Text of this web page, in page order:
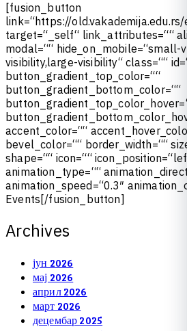
[fusion button
lin k=“https://old.vakademija.edu.rs/
target=“ self“ link _attributes=““ al
modal=““ hide _on_ mo bile=“small-v
visibility,large-visi bility“ class=““ id=
button _gradient top _color=““
button _gradient bottom_ color=““
button _gradient top _color_ hover=
button _gradient bottom_ color_ ho
accent _color=““ accent hover_ colo
bevel_color=““ border_ widt h=““ siz
s hape=““ icon=““ icon position=“lef
animation type=““ animation direct
animation speed =“0.3″ animation
Events [/fusion button]
Archives
јун 2026
мај 2026
април 2026
март 2026
децембар 2025